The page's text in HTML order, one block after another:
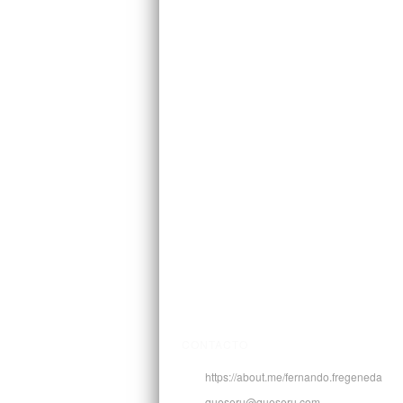
https://about.me/fernando.fregeneda